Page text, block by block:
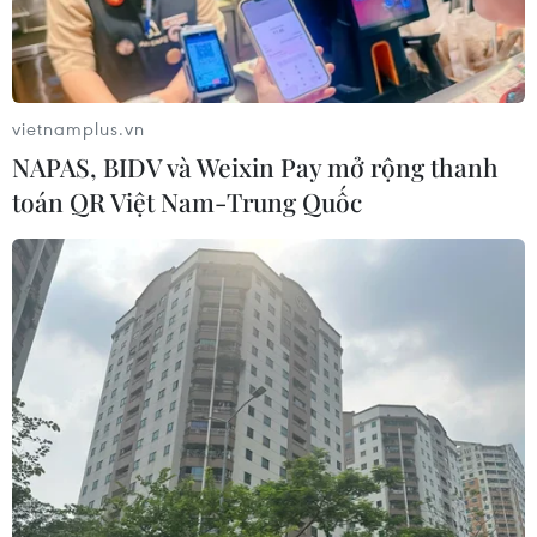
Xem thêm
CƠ QUAN CHỦ QUẢN: THÔNG TẤN XÃ VIỆT NAM
Tổng Biên tập: TRẦN TIẾN DUẨN
Phó Tổng Biên tập: NGUYỄN THỊ TÁM, KHÚC THANH
THỦY
Sở hữu trí tuệ
Quy định sử dụng
RSS
Hỗ trợ
Ngôn ngữ
TTXVN
vietnamplus.vn
NAPAS, BIDV và Weixin Pay mở rộng thanh
toán QR Việt Nam-Trung Quốc